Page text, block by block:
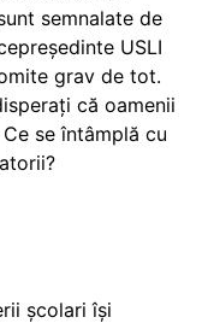
semnalate de
USLI
grav de tot.
că oamenii
se întâmplă cu
școlari își